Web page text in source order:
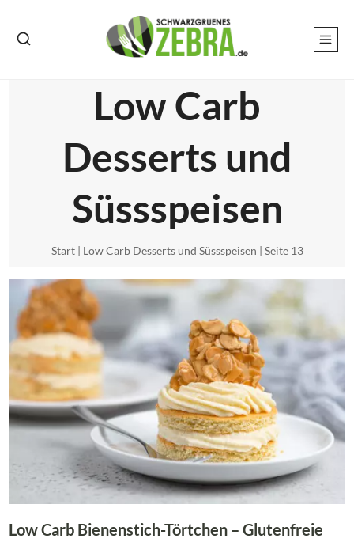
Inhalt
Low Carb
Desserts und
Süssspeisen
Start| Low Carb Desserts und Süssspeisen | Seite 13
Low Carb Bienenstich-Törtchen – Glutenfreie